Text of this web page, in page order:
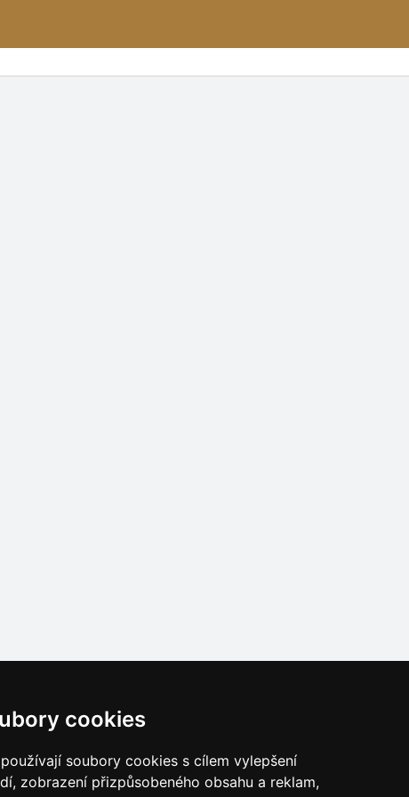
cookies
soubory cookies s cílem vylepšení
zobrazení přizpůsobeného obsahu a reklam,